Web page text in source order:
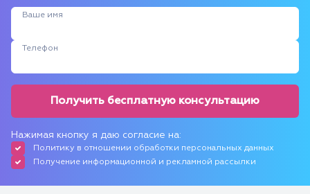
Ваше имя
Телефон
Получить бесплатную консультацию
Нажимая кнопку я даю согласие на:
Политику в отношении обработки персональных данных
Получение информационной и рекламной рассылки